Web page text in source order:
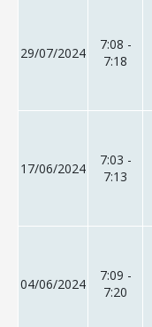
29/07/2024
7:08 -
7:18
17/06/2024
7:03 -
7:13
04/06/2024
7:09 -
7:20